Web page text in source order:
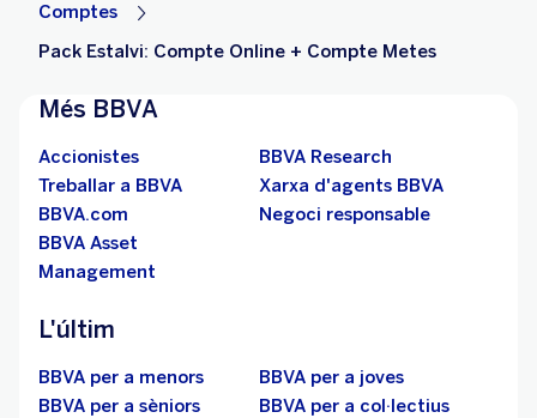
Comptes
Pack Estalvi: Compte Online + Compte Metes
Més BBVA
Accionistes
BBVA Research
Treballar a BBVA
Xarxa d'agents BBVA
BBVA.com
Negoci responsable
BBVA Asset
Management
L'últim
BBVA per a menors
BBVA per a joves
BBVA per a sèniors
BBVA per a col·lectius